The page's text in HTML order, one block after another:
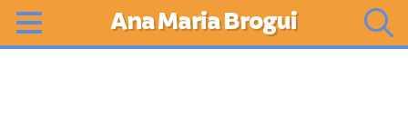
Ana Maria Brogui